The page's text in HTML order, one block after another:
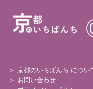
＞ 京都のいちばんち につい
＞ お問い合わせ